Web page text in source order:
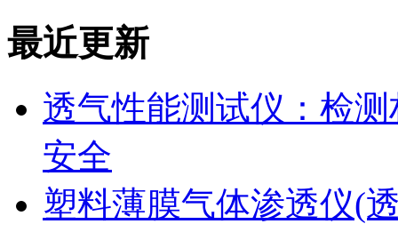
最近更新
透气性能测试仪：检
安全
塑料薄膜气体渗透仪(